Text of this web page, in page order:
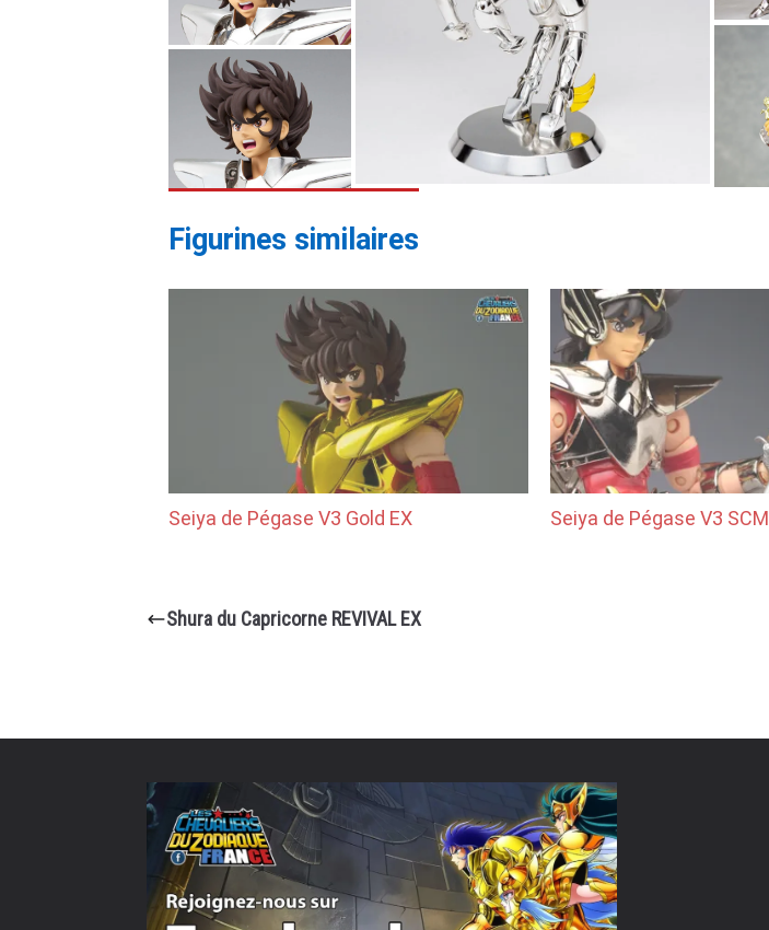
Figurines similaires
Seiya de Pégase V3 Gold EX Seiya de Pégase V3 SCM
Shura du Capricorne REVIVAL EX